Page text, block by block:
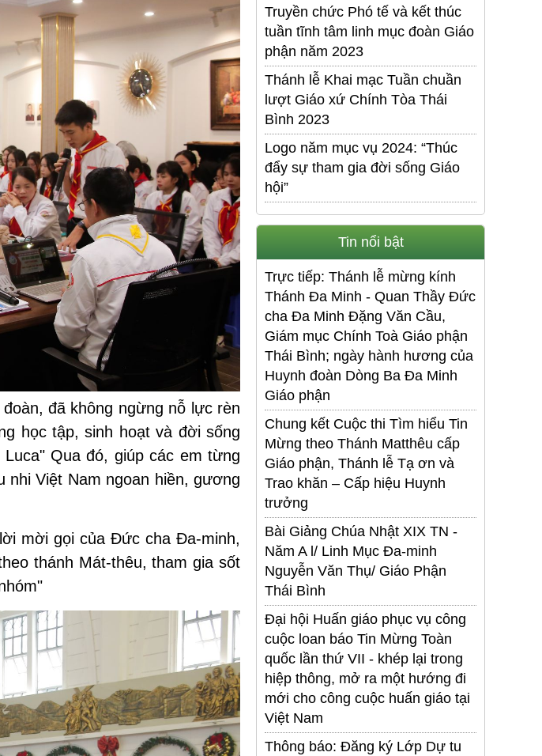
đã không ngừng nỗ lực rèn
học tập, sinh hoạt và đời sống
Qua đó, giúp các em từng
Việt Nam ngoan hiền, gương
mời gọi của Đức cha Đa-minh,
thánh Mát-thêu, tham gia sốt
Truyền chức Phó tế và kết thúc
tuần tĩnh tâm linh mục đoàn Giáo
phận năm 2023
Thánh lễ Khai mạc Tuần chuần
lượt Giáo xứ Chính Tòa Thái
Bình 2023
Logo năm mục vụ 2024: “Thúc
đẩy sự tham gia đời sống Giáo
hội”
Tin nổi bật
Trực tiếp: Thánh lễ mừng kính
Thánh Đa Minh - Quan Thầy Đức
cha Đa Minh Đặng Văn Cầu,
Giám mục Chính Toà Giáo phận
Thái Bình; ngày hành hương của
Huynh đoàn Dòng Ba Đa Minh
Giáo phận
Chung kết Cuộc thi Tìm hiểu Tin
Mừng theo Thánh Matthêu cấp
Giáo phận, Thánh lễ Tạ ơn và
Trao khăn – Cấp hiệu Huynh
trưởng
Bài Giảng Chúa Nhật XIX TN -
Năm A l/ Linh Mục Đa-minh
Nguyễn Văn Thụ/ Giáo Phận
Thái Bình
Đại hội Huấn giáo phục vụ công
cuộc loan báo Tin Mừng Toàn
quốc lần thứ VII - khép lại trong
hiệp thông, mở ra một hướng đi
mới cho công cuộc huấn giáo tại
Việt Nam
Thông báo: Đăng ký Lớp Dự tu